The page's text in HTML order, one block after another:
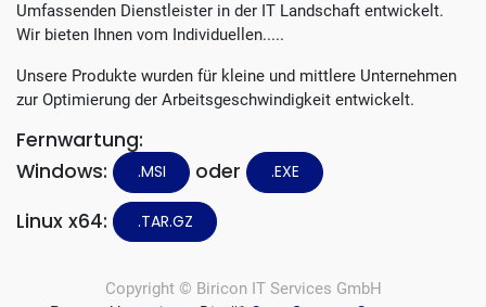
Umfassenden Dienstleister in der IT Landschaft entwickelt.
Wir bieten Ihnen vom Individuellen.....
Unsere Produkte wurden für kleine und mittlere Unternehmen
zur Optimierung der Arbeitsgeschwindigkeit entwickelt.
Fernwartung:
Windows:
.MSI oder .EXE
Linux x64: .TAR.GZ
Copyright © Biricon IT Services GmbH